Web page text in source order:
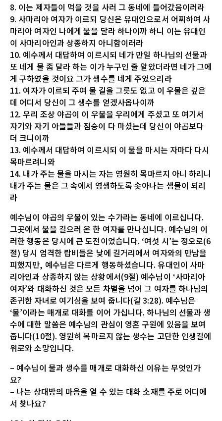
8. 이는 제자들이 먹을 것을 사러 그 동네에 들어갔음이러라
9. 사마리아 여자가 이르되 당신은 유대인으로서 어찌하여 사
마리아 여자인 나에게 물을 달라 하나이까 하니 이는 유대인
이 사마리아인과 상종하지 아니함이러라
10. 예수께서 대답하여 이르시되 네가 만일 하나님의 선물과
또 네게 물 좀 달라 하는 이가 누구인 줄 알았더라면 네가 그에
게 구하였을 것이요 그가 생수를 네게 주었으리라
11. 여자가 이르되 주여 물 길을 그릇도 없고 이 우물은 깊은
데 어디서 당신이 그 생수를 얻겠사옵나이까
12. 우리 조상 야곱이 이 우물을 우리에게 주셨고 또 여기서
자기와 자기 아들들과 짐승이 다 마셨는데 당신이 야곱보다
더 크니이까
13. 예수께서 대답하여 이르시되 이 물을 마시는 자마다 다시
목마르려니와
14. 내가 주는 물을 마시는 자는 영원히 목마르지 아니 하리니
내가 주는 물은 그 속에서 영생하도록 솟아나는 샘물이 되리
라
예수님이 야곱의 우물이 있는 수가라는 동네에 이르십니다.
그곳에서 물을 길으러 온 한 여자를 만나십니다. 예수님의 이
러한 행동은 당시에 큰 도전이었습니다. ‘여섯 시’는 정오로(6
절) 당시 엄격한 랍비들은 낮에 길거리에서 여자와의 만남을
피했지만, 예수님은 다르게 행동하셨습니다. 유대인이 사마
리아인과 상종하지 않는 상황에서(9절) 예수님이 ‘사마리아
여자’와 대화하신 것은 모든 차별을 넘어 그 여자를 하나님의
존귀한 자녀로 여기심을 보여 줍니다(갈 3:28). 예수님은
‘물’이라는 매개로 대화를 이어 가십니다. 하나님의 선물과 생
수에 대한 말씀은 예수님의 관심이 영혼 구원에 있음을 보여
줍니다(10절). 영원히 목마르지 않는 생수는 고단한 인생길에
위로와 소망입니다.
– 예수님이 물과 생수를 매개로 대화하신 이유는 무엇인가
요?
– 나는 상대방의 마음을 열 수 있는 대화 소재를 주로 어디에
서 찾나요?